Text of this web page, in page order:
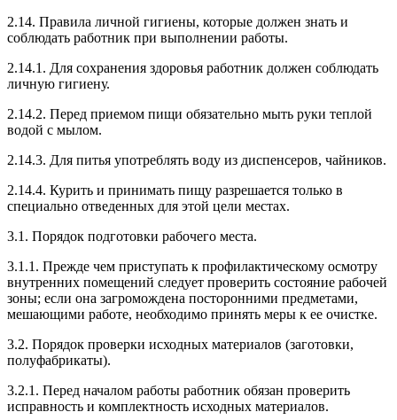
2.14. Правила личной гигиены, которые должен знать и
соблюдать работник при выполнении работы.
2.14.1. Для сохранения здоровья работник должен соблюдать
личную гигиену.
2.14.2. Перед приемом пищи обязательно мыть руки теплой
водой с мылом.
2.14.3. Для питья употреблять воду из диспенсеров, чайников.
2.14.4. Курить и принимать пищу разрешается только в
специально отведенных для этой цели местах.
3.1. Порядок подготовки рабочего места.
3.1.1. Прежде чем приступать к профилактическому осмотру
внутренних помещений следует проверить состояние рабочей
зоны; если она загромождена посторонними предметами,
мешающими работе, необходимо принять меры к ее очистке.
3.2. Порядок проверки исходных материалов (заготовки,
полуфабрикаты).
3.2.1. Перед началом работы работник обязан проверить
исправность и комплектность исходных материалов.